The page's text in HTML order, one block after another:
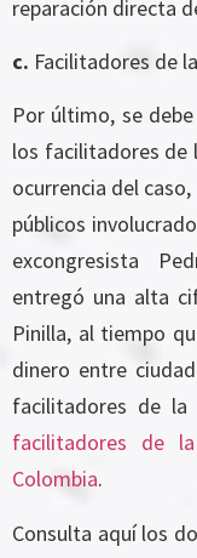
reparación directa
c. Facilitadores de
Por último, se
los facilitadores de
ocurrencia del
públicos
excongresista
entregó una alta
Pinilla, al tiempo
dinero entre
facilitadores de la
facilitadores de
Colombia.
Consulta aquí los